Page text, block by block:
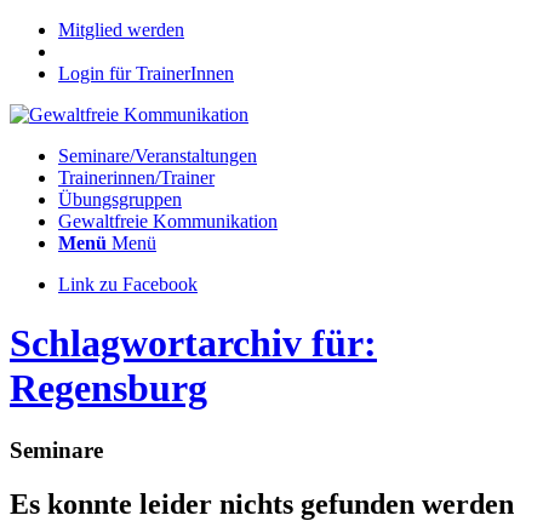
Mitglied werden
Login für TrainerInnen
Seminare/Veranstaltungen
Trainerinnen/Trainer
Übungsgruppen
Gewaltfreie Kommunikation
Menü Menü
Link zu Facebook
Schlagwortarchiv für:
Regensburg
Seminare
Es konnte leider nichts gefunden werden